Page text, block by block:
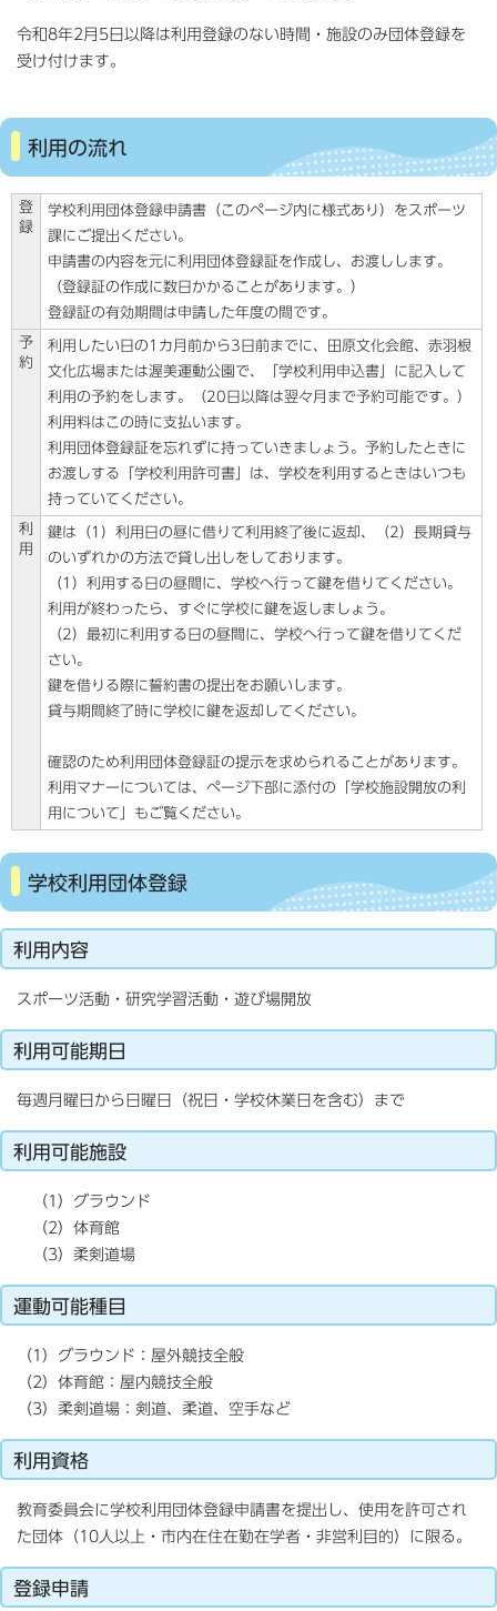
令和8年2月5日以降は利用登録のない時間・施設のみ団体登録を
受け付けます。
利用の流れ
登
録
学校利用団体登録申請書（このページ内に様式あり）をスポーツ
課にご提出ください。
申請書の内容を元に利用団体登録証を作成し、お渡しします。
（登録証の作成に数日かかることがあります。）
登録証の有効期間は申請した年度の間です。
予
約
利用したい日の1カ月前から3日前までに、田原文化会館、赤羽根
文化広場または渥美運動公園で、「学校利用申込書」に記入して
利用の予約をします。（20日以降は翌々月まで予約可能です。）
利用料はこの時に支払います。
利用団体登録証を忘れずに持っていきましょう。予約したときに
お渡しする「学校利用許可書」は、学校を利用するときはいつも
持っていてください。
利
用
鍵は（1）利用日の昼に借りて利用終了後に返却、（2）長期貸与
のいずれかの方法で貸し出しをしております。
（1）利用する日の昼間に、学校へ行って鍵を借りてください。
利用が終わったら、すぐに学校に鍵を返しましょう。
（2）最初に利用する日の昼間に、学校へ行って鍵を借りてくだ
さい。
鍵を借りる際に誓約書の提出をお願いします。
貸与期間終了時に学校に鍵を返却してください。
確認のため利用団体登録証の提示を求められることがあります。
利用マナーについては、ページ下部に添付の「学校施設開放の利
用について」もご覧ください。
学校利用団体登録
利用内容
スポーツ活動・研究学習活動・遊び場開放
利用可能期日
毎週月曜日から日曜日（祝日・学校休業日を含む）まで
利用可能施設
（1）グラウンド
（2）体育館
（3）柔剣道場
運動可能種目
（1）グラウンド：屋外競技全般
（2）体育館：屋内競技全般
（3）柔剣道場：剣道、柔道、空手など
利用資格
教育委員会に学校利用団体登録申請書を提出し、使用を許可され
た団体（10人以上・市内在住在勤在学者・非営利目的）に限る。
登録申請